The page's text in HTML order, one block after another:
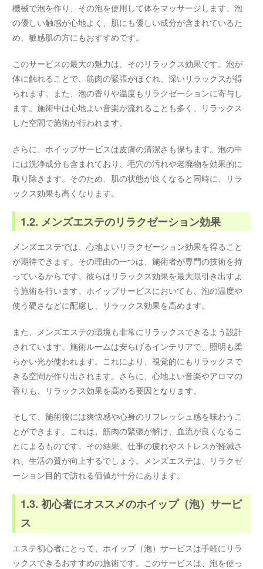
機械で泡を作り、その泡を使用して体をマッサージします。泡
の優しい触感が心地よく、肌にも優しい成分が含まれているた
め、敏感肌の方にもおすすめです。
このサービスの最大の魅力は、そのリラックス効果です。泡が
体に触れることで、筋肉の緊張がほぐれ、深いリラックスが得
られます。また、泡の香りや温度もリラクゼーションに寄与し
ます。施術中は心地よい音楽が流れることも多く、リラックス
した空間で施術が行われます。
さらに、ホイップサービスは皮膚の清潔さも保ちます。泡の中
には洗浄成分も含まれており、毛穴の汚れや老廃物を効果的に
取り除きます。そのため、肌の状態が良くなると同時に、リラ
ックス効果も高くなります。
1.2. メンズエステのリラクゼーション効果
メンズエステでは、心地よいリラクゼーション効果を得ること
が期待できます。その理由の一つは、施術者が専門の技術を持
っているからです。彼らはリラックス効果を最大限引き出すよ
う施術を行います。ホイップサービスにおいても、泡の温度や
使う硬さなどに配慮し、リラックス効果を高めます。
また、メンズエステの環境も非常にリラックスできるよう設計
されています。施術ルームは安らげるインテリアで、照明も柔
らかい光が使われます。これにより、視覚的にもリラックスで
きる空間が作り出されます。さらに、心地よい音楽やアロマの
香りも、リラックス効果を高める要因となります。
そして、施術後には爽快感や心身のリフレッシュ感を味わうこ
とができます。これは、筋肉の緊張が解け、血流が良くなるこ
とによるものです。その結果、仕事の疲れやストレスが軽減さ
れ、生活の質が向上するでしょう。メンズエステは、リラクゼ
ーション目的で訪れる価値が十分にあります。
1.3. 初心者にオススメのホイップ（泡）サービ
ス
エステ初心者にとって、ホイップ（泡）サービスは手軽にリラ
ックスできるおすすめの施術です。このサービスは、泡を使っ